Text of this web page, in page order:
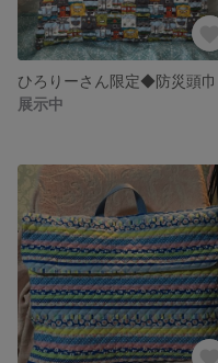
展示中